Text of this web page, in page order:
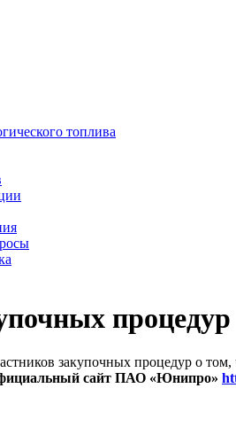
топлива
процедур
закупочных процедур о
сайт ПАО «Юнипро»